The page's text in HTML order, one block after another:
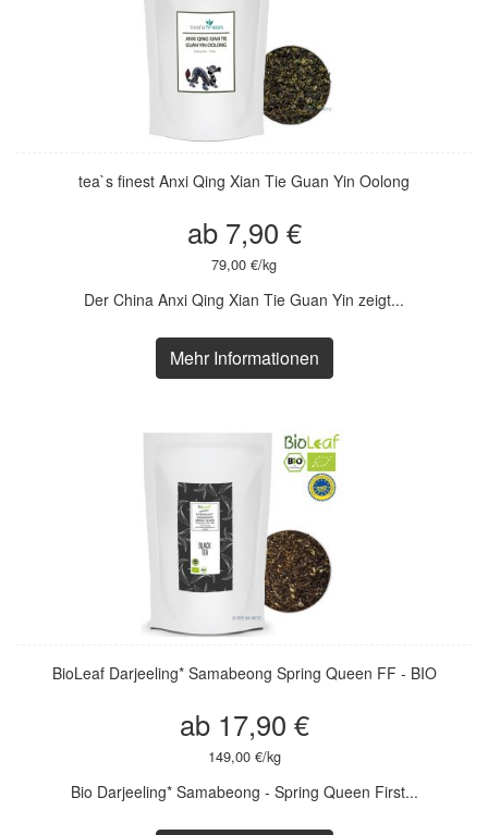
tea`s finest Anxi Qing Xian Tie Guan Yin Oolong
ab 7,90 €
79,00 €/kg
Der China Anxi Qing Xian Tie Guan Yin zeigt...
Mehr Informationen
BioLeaf Darjeeling* Samabeong Spring Queen FF - BIO
ab 17,90 €
149,00 €/kg
Bio Darjeeling* Samabeong - Spring Queen First...